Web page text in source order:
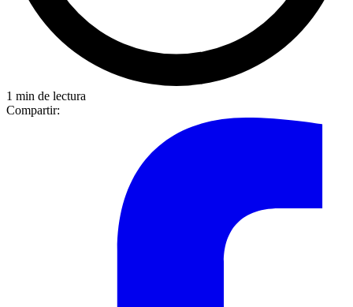
1 min de lectura
Compartir: